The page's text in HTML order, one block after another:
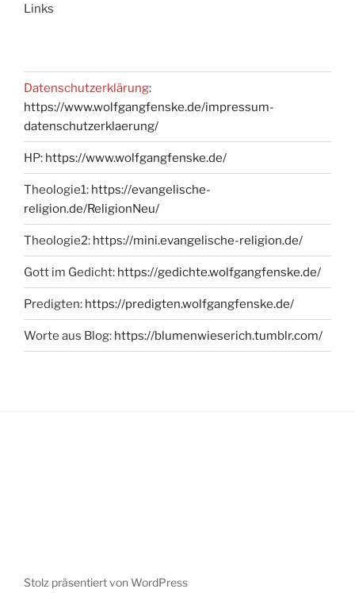
Links
Datenschutzerklärung:
https://www.wolfgangfenske.de/impressum-
datenschutzerklaerung/
HP: https://www.wolfgangfenske.de/
Theologie1: https://evangelische-
religion.de/ReligionNeu/
Theologie2: https://mini.evangelische-religion.de/
Gott im Gedicht: https://gedichte.wolfgangfenske.de/
Predigten: https://predigten.wolfgangfenske.de/
Worte aus Blog: https://blumenwieserich.tumblr.com/
Stolz präsentiert von WordPress